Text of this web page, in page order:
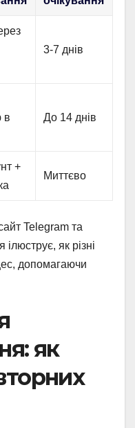
3-7 днів
в
До 14 днів
+
Миттєво
Telegram та
як різні
допомагаючи
як